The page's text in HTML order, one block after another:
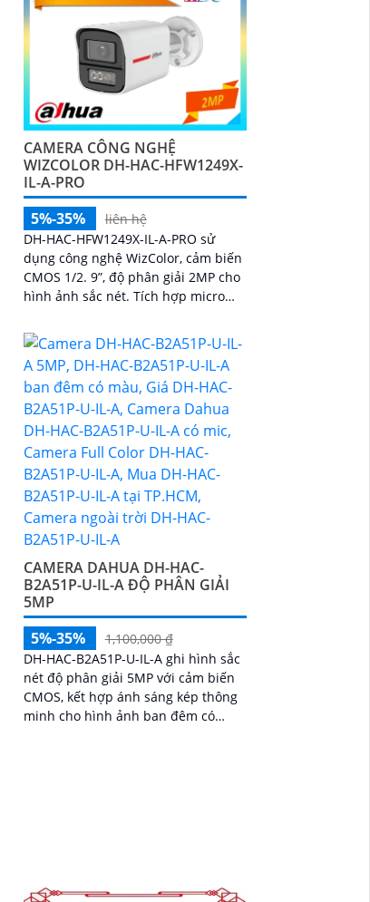
CAMERA CÔNG NGHỆ
WIZCOLOR DH-HAC-HFW1249X-
IL-A-PRO
5%-35%
liên hệ
DH-HAC-HFW1249X-IL-A-PRO sử
dụng công nghệ WizColor, cảm biến
CMOS 1/2. 9”, độ phân giải 2MP cho
hình ảnh sắc nét. Tích hợp micro
HLC, BLC
CAMERA DAHUA DH-HAC-
B2A51P-U-IL-A ĐỘ PHÂN GIẢI
5MP
5%-35%
1,100,000 ₫
DH-HAC-B2A51P-U-IL-A ghi hình sắc
nét độ phân giải 5MP với cảm biến
CMOS, kết hợp ánh sáng kép thông
minh cho hình ảnh ban đêm có